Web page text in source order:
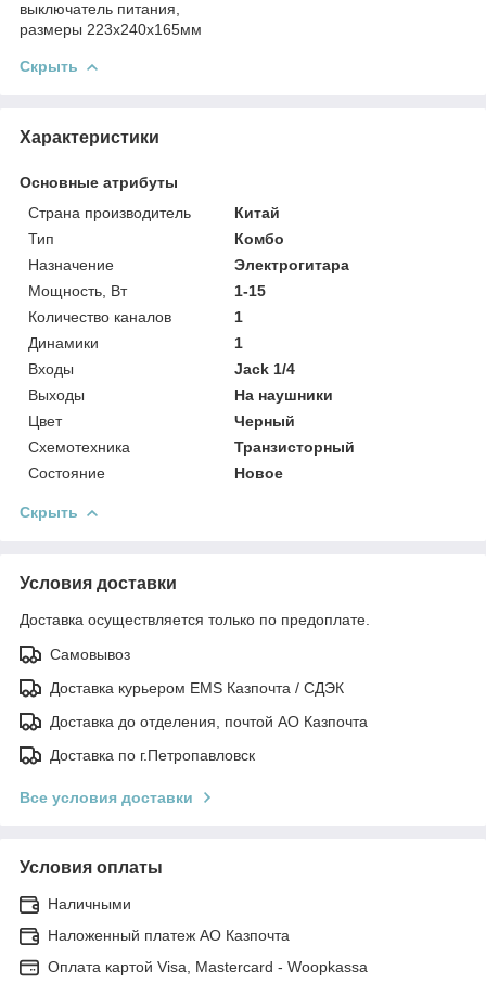
выключатель питания,
размеры 223х240х165мм
Скрыть
Характеристики
Основные атрибуты
Страна производитель
Китай
Тип
Комбо
Назначение
Электрогитара
Мощность, Вт
1-15
Количество каналов
1
Динамики
1
Входы
Jack 1/4
Выходы
На наушники
Цвет
Черный
Схемотехника
Транзисторный
Состояние
Новое
Скрыть
Условия доставки
Доставка осуществляется только по предоплате.
Самовывоз
Доставка курьером EMS Казпочта / СДЭК
Доставка до отделения, почтой АО Казпочта
Доставка по г.Петропавловск
Все условия доставки
Условия оплаты
Наличными
Наложенный платеж АО Казпочта
Оплата картой Visa, Mastercard - Woopkassa